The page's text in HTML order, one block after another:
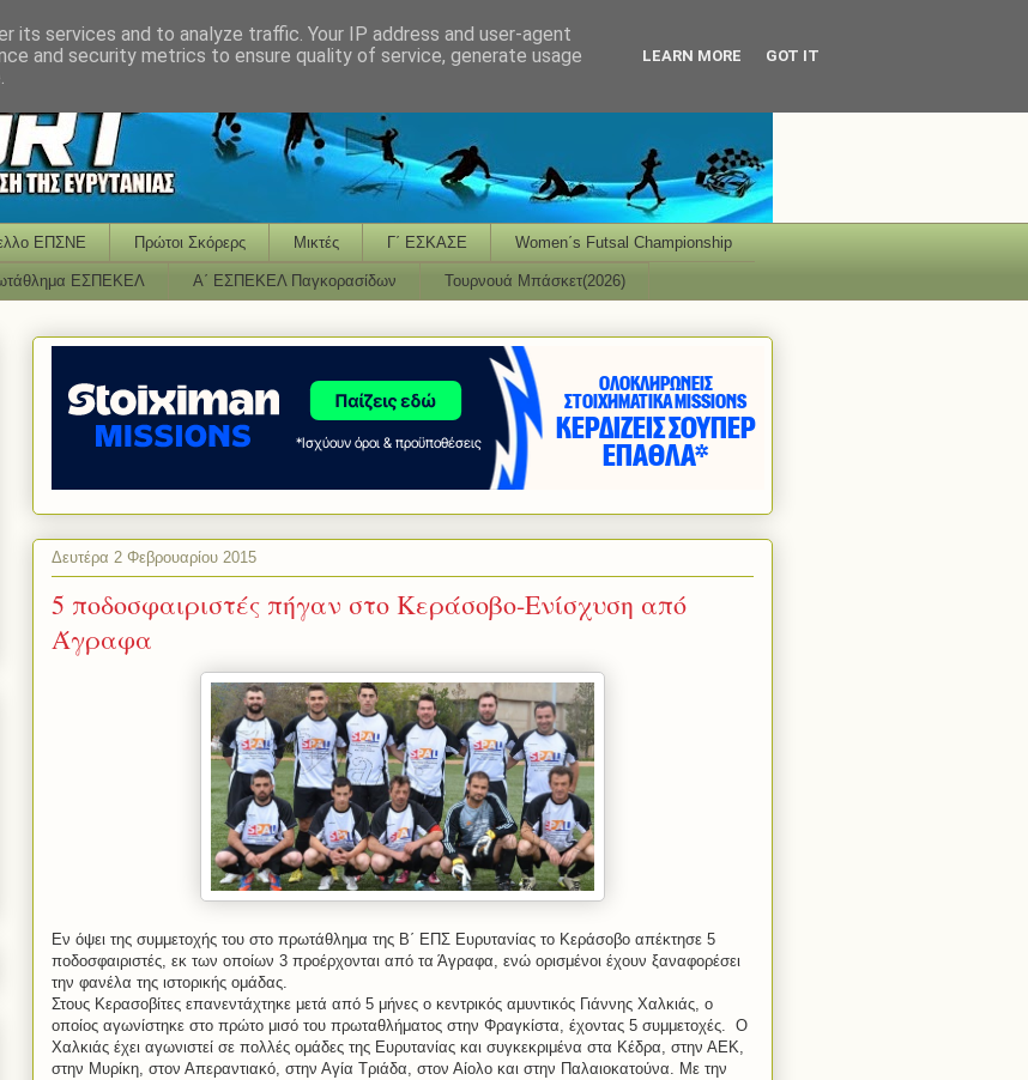
ΕΠΣΝΕ Πρώτοι Σκόρερς Μικτές Γ΄ ΕΣΚΑΣΕ Women΄s Futsal Championship
ΕΣΠΕΚΕΛ Α΄ ΕΣΠΕΚΕΛ Παγκορασίδων Τουρνουά Μπάσκετ(2026)
Δευτέρα 2 Φεβρουαρίου 2015
5 ποδοσφαιριστές πήγαν στο Κεράσοβο-Ενίσχυση από
Άγραφα
Εν όψει της συμμετοχής του στο πρωτάθλημα της Β΄ ΕΠΣ Ευρυτανίας το Κεράσοβο απέκτησε 5
ποδοσφαιριστές, εκ των οποίων 3 προέρχονται από τα Άγραφα, ενώ ορισμένοι έχουν ξαναφορέσει
την φανέλα της ιστορικής ομάδας.
Στους Κερασοβίτες επανεντάχτηκε μετά από 5 μήνες ο κεντρικός αμυντικός Γιάννης Χαλκιάς, ο
οποίος αγωνίστηκε στο πρώτο μισό του πρωταθλήματος στην Φραγκίστα, έχοντας 5 συμμετοχές. Ο
Χαλκιάς έχει αγωνιστεί σε πολλές ομάδες της Ευρυτανίας και συγκεκριμένα στα Κέδρα, στην ΑΕΚ,
στην Μυρίκη, στον Απεραντιακό, στην Αγία Τριάδα, στον Αίολο και στην Παλαιοκατούνα. Με την
its services and to analyze traffic. Your IP address and user-agent
and security metrics to ensure quality of service, generate usage
LEARN MORE GOT IT